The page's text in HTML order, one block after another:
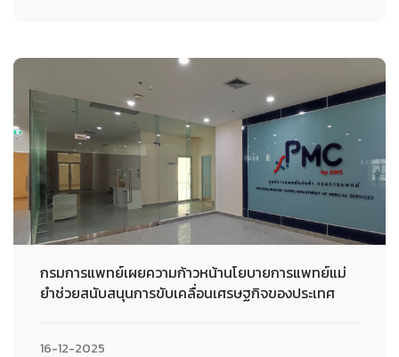
กรมการแพทย์เผยความก้าวหน้านโยบายการแพทย์แม่
ยำช่วยสนับสนุนการขับเคลื่อนเศรษฐกิจของประเทศ
16-12-2025